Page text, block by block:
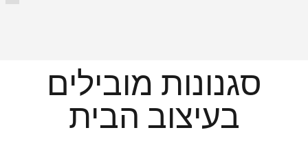
סגנונות מובילים
בעיצוב הבית